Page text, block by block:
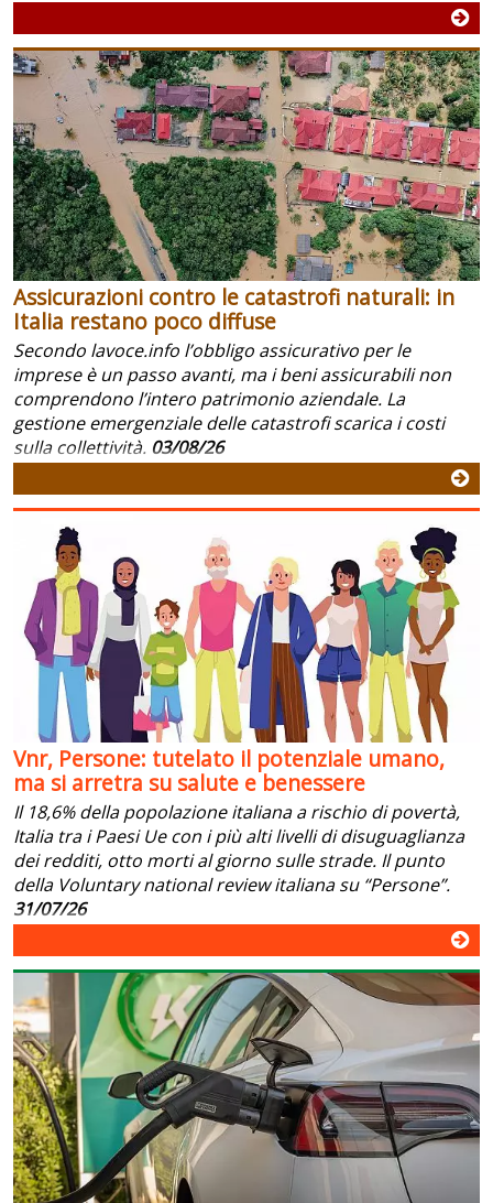
Assicurazioni contro le catastrofi naturali: in
Italia restano poco diffuse
Secondo lavoce.info l’obbligo assicurativo per le
imprese è un passo avanti, ma i beni assicurabili non
comprendono l’intero patrimonio aziendale. La
gestione emergenziale delle catastrofi scarica i costi
sulla collettività. 03/08/26
Vnr, Persone: tutelato il potenziale umano,
ma si arretra su salute e benessere
Il 18,6% della popolazione italiana a rischio di povertà,
Italia tra i Paesi Ue con i più alti livelli di disuguaglianza
dei redditi, otto morti al giorno sulle strade. Il punto
della Voluntary national review italiana su “Persone”.
31/07/26